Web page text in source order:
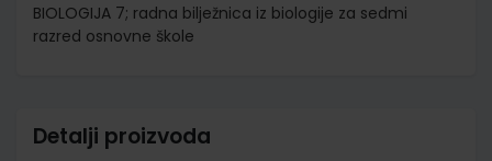
BIOLOGIJA 7; radna bilježnica iz biologije za sedmi
razred osnovne škole
Detalji proizvoda